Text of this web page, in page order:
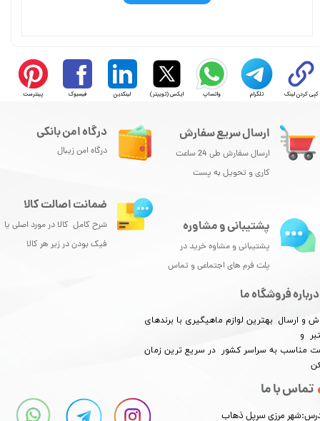
کپی کردن لینک تلگرام واتساپ ایکس (توییتر) لینکدین فیسبوک پینترست
ارسال سریع سفارش
ارسال سفارش طی 24 ساعت
کاری و تحویل به پست
درباره فروشگاه ما
و ارسال بهترین لوازم ماهیگیری با برندهای
و
مناسب به سراسر کشور در سریع ترین زمان
تماس با ما
مرزی سرپل ذهاب
درگاه امن بانکی
درگاه امن زیبال
پشتیبانی و مشاوره
پشتیبانی و مشاوه خرید در
پلت فرم های اجتماعی و تماس
ضمانت اصالت کالا
شرح کامل کالا در مورد اصلی یا
فیک بودن در زیر هر کالا